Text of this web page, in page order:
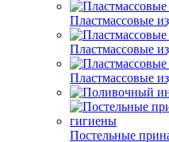
Пластмассовые
Пластмассовые
Пластмассовые
Постельные